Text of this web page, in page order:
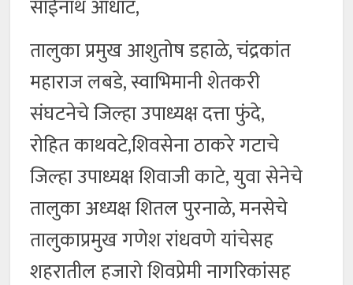
साईनाथ आधाट,
तालुका प्रमुख आशुतोष डहाळे, चंद्रकांत
महाराज लबडे, स्वाभिमानी शेतकरी
संघटनेचे जिल्हा उपाध्यक्ष दत्ता फुंदे,
रोहित काथवटे,शिवसेना ठाकरे गटाचे
जिल्हा उपाध्यक्ष शिवाजी काटे, युवा सेनेचे
तालुका अध्यक्ष शितल पुरनाळे, मनसेचे
तालुकाप्रमुख गणेश रांधवणे यांचेसह
शहरातील हजारो शिवप्रेमी नागरिकांसह